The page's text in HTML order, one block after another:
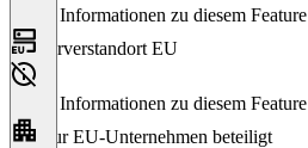
Keine Informationen zu diesem Feature
Serverstandort EU
Keine Informationen zu diesem Feature
Nur EU-Unternehmen beteiligt